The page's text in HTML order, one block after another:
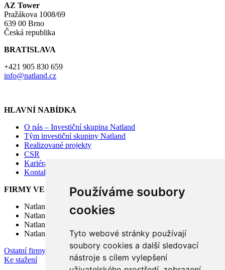
Používáme soubory
cookies
Tyto webové stránky používají
soubory cookies a další sledovací
nástroje s cílem vylepšení
AZ Tower
Pražákova 1008/69
639 00 Brno
Česká republika
BRATISLAVA
+421 905 830 659
info@natland.cz
HLAVNÍ NABÍDKA
O nás – Investiční skupina Natland
Tým investiční skupiny Natland
Realizované projekty
CSR
Kariéra – přidejte se k nám
Kontakty
FIRMY VE SKUPINĚ
Natland Management s.r.o.
Natland Real Estate a.s.
Natland Group SE
Natland Real Estate SICAV, a.s.
Ostatní firmy v koncernu
Ke stažení